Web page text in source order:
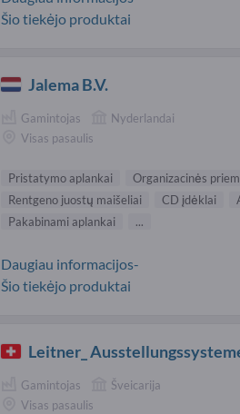
Šio tiekėjo produktai
Jalema B.V.
Gamintojas
Nyderlandai
Visas pasaulis
Pristatymo aplankai Organizacinės
Rentgeno juostų maišeliai
CD įdėklai
Pakabinami aplankai
...
Daugiau informacijos-
Šio tiekėjo produktai
Leitner_
Gamintojas
Šveicarija
Visas pasaulis